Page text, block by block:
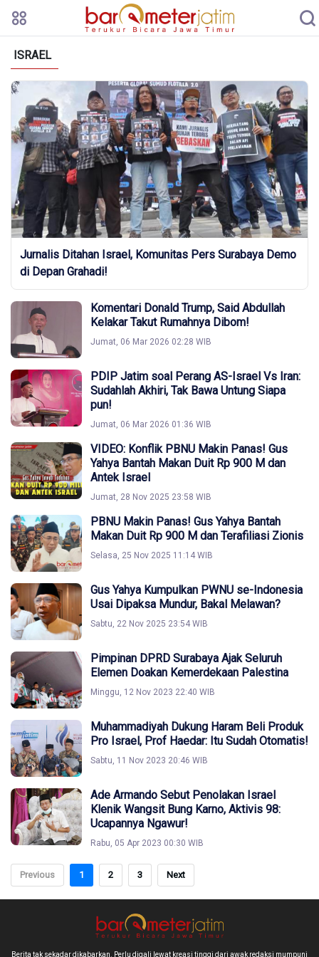
ISRAEL
Jurnalis Ditahan Israel, Komunitas Pers Surabaya Demo
di Depan Grahadi!
Komentari Donald Trump, Said Abdullah
Kelakar Takut Rumahnya Dibom!
Jumat, 06 Mar 2026 02:28 WIB
PDIP Jatim soal Perang AS-Israel Vs Iran:
Sudahlah Akhiri, Tak Bawa Untung Siapa
pun!
Jumat, 06 Mar 2026 01:36 WIB
VIDEO: Konflik PBNU Makin Panas! Gus
Yahya Bantah Makan Duit Rp 900 M dan
Antek Israel
Jumat, 28 Nov 2025 23:58 WIB
PBNU Makin Panas! Gus Yahya Bantah
Makan Duit Rp 900 M dan Terafiliasi Zionis
Selasa, 25 Nov 2025 11:14 WIB
Gus Yahya Kumpulkan PWNU se-Indonesia
Usai Dipaksa Mundur, Bakal Melawan?
Sabtu, 22 Nov 2025 23:54 WIB
Pimpinan DPRD Surabaya Ajak Seluruh
Elemen Doakan Kemerdekaan Palestina
Minggu, 12 Nov 2023 22:40 WIB
Muhammadiyah Dukung Haram Beli Produk
Pro Israel, Prof Haedar: Itu Sudah Otomatis!
Sabtu, 11 Nov 2023 20:46 WIB
Ade Armando Sebut Penolakan Israel
Klenik Wangsit Bung Karno, Aktivis 98:
Ucapannya Ngawur!
Rabu, 05 Apr 2023 00:30 WIB
Previous 1 2 3 Next
Berita tak sekadar dikabarkan. Perlu digali lewat kreasi tinggi dari awak redaksi mumpuni